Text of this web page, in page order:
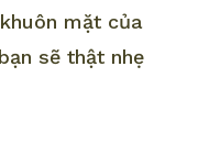
mặt của
sẽ thật nhẹ